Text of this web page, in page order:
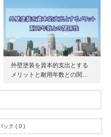
外壁塗装を資本的支出とする
メリットと耐用年数との関…
ック ( 0 )